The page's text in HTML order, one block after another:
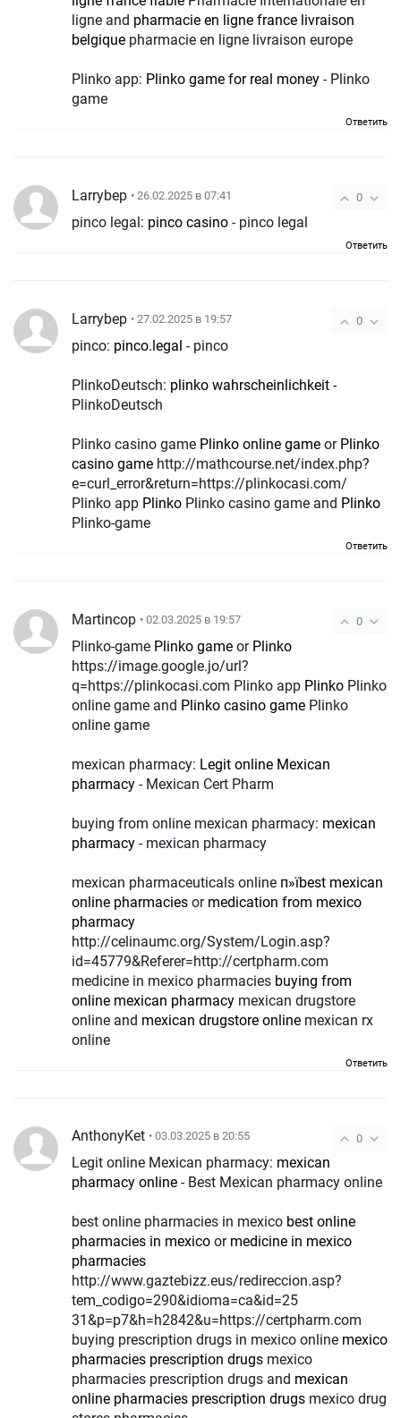
ligne and pharmacie en ligne france livraison
belgique pharmacie en ligne livraison europe
Plinko app: Plinko game for real money - Plinko
game
Ответить
0
Larrybep • 26.02.2025 в 07:41
pinco legal: pinco casino - pinco legal
Ответить
0
Larrybep • 27.02.2025 в 19:57
pinco: pinco.legal - pinco
PlinkoDeutsch: plinko wahrscheinlichkeit -
PlinkoDeutsch
Plinko casino game Plinko online game or Plinko
casino game
e=curl_error&return=https://plinkocasi.com/
Plinko app Plinko Plinko casino game and Plinko
Plinko-game
Ответить
0
Martincop • 02.03.2025 в 19:57
Plinko-game Plinko game or Plinko
https://image.google.jo/url?
q=https://plinkocasi.com Plinko app Plinko Plinko
online game and Plinko casino game Plinko
online game
mexican pharmacy: Legit online Mexican
pharmacy - Mexican Cert Pharm
buying from online mexican pharmacy: mexican
pharmacy - mexican pharmacy
mexican pharmaceuticals online п»їbest mexican
online pharmacies or medication from mexico
pharmacy
http://celinaumc.org/System/Login.asp?
id=45779&Referer=http://certpharm.com
medicine in mexico pharmacies buying from
online mexican pharmacy mexican drugstore
online and mexican drugstore online mexican rx
online
Ответить
0
AnthonyKet • 03.03.2025 в 20:55
Legit online Mexican pharmacy: mexican
pharmacy online - Best Mexican pharmacy online
best online pharmacies in mexico best online
pharmacies in mexico or medicine in mexico
pharmacies
http://www.gaztebizz.eus/redireccion.asp?
tem_codigo=290&idioma=ca&id=25
31&p=p7&h=h2842&u=https://certpharm.com
buying prescription drugs in mexico online mexico
pharmacies prescription drugs mexico
pharmacies prescription drugs and mexican
online pharmacies prescription drugs mexico drug